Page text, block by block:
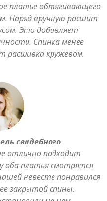
платье обтягивающего
Наряд вручную расшит
Это добавляет
Спинка менее
расшивка кружевом.
свадебного
отлично подходит
оба платья смотрятся
невесте понравился
закрытой спины.